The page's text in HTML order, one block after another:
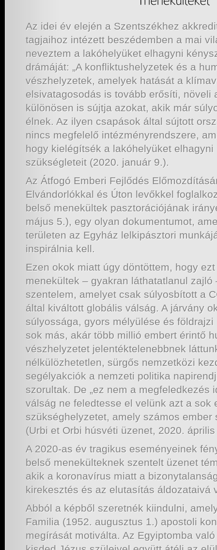
Az idei év elején a Szentszékhez
tagjaihoz intézett beszédemben a mai
neveztem a lakóhelyüket elhagyni
drámáját: „A konfliktushelyzetek és a
vészhelyzetek, amelyek hatását a
elsivatagosodás is tovább erősíti, növeli
különösen is sújtja azokat, akik már
élnek. Az ilyen csapások által sújtott
nincs megfelelő intézményrendszere,
hogy kielégítsék a lakóhelyüket
szükségleteit (2020. január 9.).
Az Átfogó Emberi Fejlődés
Elvándorlókkal és Úton levőkkel
belső menekültek pasztorációjának
május 5.), egy olyan dokumentumot,
területen az Egyház lelkipásztori
inspirálnia kell.
Ezen okok miatt úgy döntöttem, hogy
menekültek – gyakran láthatatlanul zajló
szentelem, amelyet csak súlyosbított a
által kiváltott globális válság. A járvány
súlyossága, gyors mélyülése és
sok más, akár több millió embert érintő
vészhelyzetet jelentéktelenebbnek
nélkülözhetetlen, sürgős nemzetközi
segélyakciók a nemzeti politika
szorultak. De „ez nem a megfeledkezés
válság ne feledtesse el velünk azt a sok
szükséghelyzetet, amely számos ember
(Urbi et Orbi húsvéti üzenet, 2020.
A 2020-as év tragikus eseményeinek
belső menekülteknek szentelt üzenet
akik a koronavírus miatt a
kirekesztés és az elutasítás áldozataivá
Abból a képből szeretnék kiindulni,
Familia (1952. augusztus 1.) apostoli
megírását motiválta. Az Egyiptomba